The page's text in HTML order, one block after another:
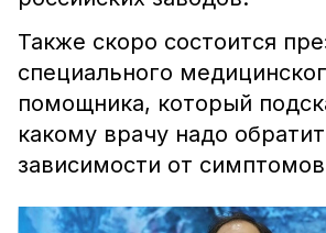
Также скоро состоится
специального
помощника, который
какому врачу надо
зависимости от